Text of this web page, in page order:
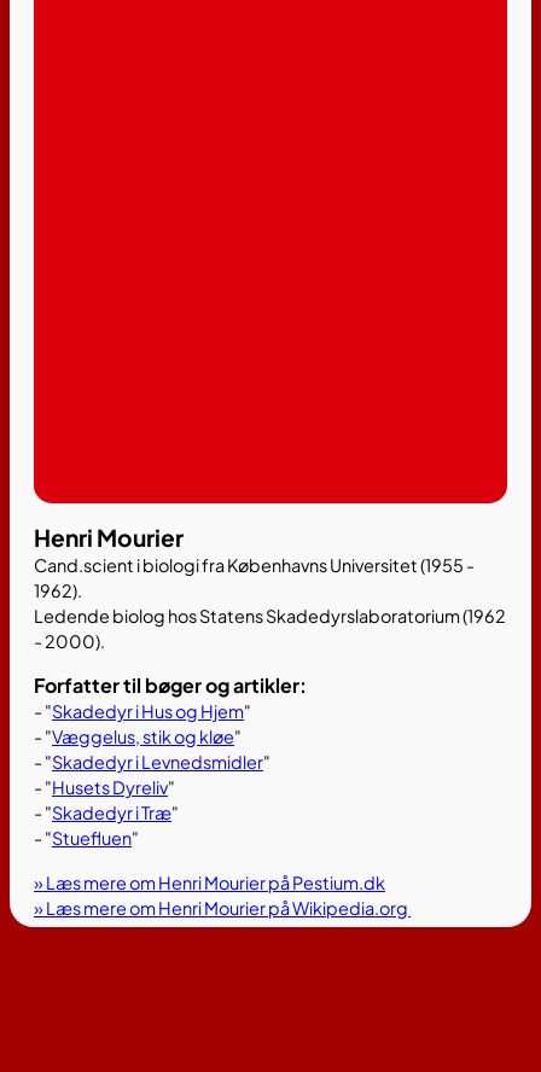
Henri Mourier
Cand.scient i biologi fra Københavns Universitet (1955 -
1962).
Ledende biolog hos Statens Skadedyrslaboratorium (1962
- 2000).
Forfatter til bøger og artikler:
- "Skadedyr i Hus og Hjem"
- "Væggelus, stik og kløe"
- "Skadedyr i Levnedsmidler"
- "Husets Dyreliv"
- "Skadedyr i Træ"
- "Stuefluen"
» Læs mere om Henri Mourier på Pestium.dk
» Læs mere om Henri Mourier på Wikipedia.org